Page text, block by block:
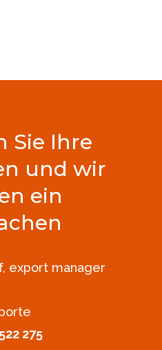
Sie Ihre
und wir
ein
export manager
275